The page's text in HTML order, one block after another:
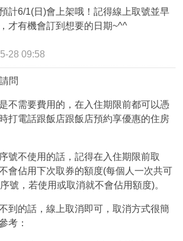
計6/1(日)會上架哦！記得線上取號並早
才有機會訂到想要的日期~^^
28 09:58
請問
不需要費用的，在入住期限前都可以憑
打電話跟飯店跟飯店預約享優惠的住房
號不使用的話，記得在入住期限前取
會佔用下次取券的額度(每個人一次共可
號，若使用或取消就不會佔用額度)。
到的話，線上取消即可，取消方式很簡
考：